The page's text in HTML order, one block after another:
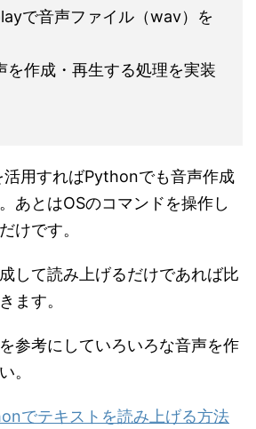
で音声ファイル（wav）を
を作成・再生する処理を実装
活用すればPythonでも音声作成
あとはOSのコマンドを操作し
けです。
して読み上げるだけであれば比
ます。
参考にしていろいろな音声を作
。
でテキストを読み上げる方法